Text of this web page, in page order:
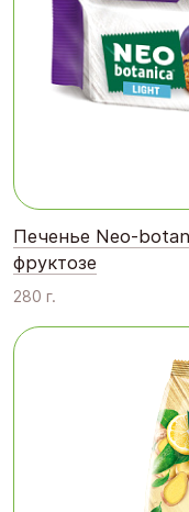
Печенье Neo-
фруктозе
280 г.